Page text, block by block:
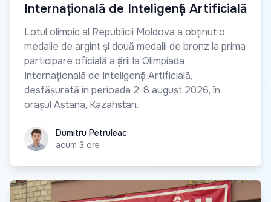
Internațională de Inteligență Artificială
Lotul olimpic al Republicii Moldova a obținut o
medalie de argint și două medalii de bronz la prima
participare oficială a țării la Olimpiada
Internațională de Inteligență Artificială,
desfășurată în perioada 2-8 august 2026, în
orașul Astana, Kazahstan.
Dumitru Petruleac
Dumitru Petruleac
acum 3 ore